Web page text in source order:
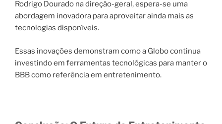
Rodrigo Dourado na direção-geral, espera-se uma
abordagem inovadora para aproveitar ainda mais as
tecnologias disponíveis.
Essas inovações demonstram como a Globo continua
investindo em ferramentas tecnológicas para manter o
BBB como referência em entretenimento.